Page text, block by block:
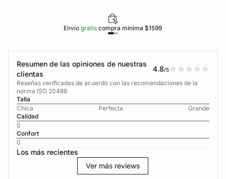
Envíogratiscompra mínima $1599
Resumen de las opiniones de nuestras
clientas
4.8/5
Reseñas verificadas de acuerdo con las recomendaciones de la
norma ISO 20488
Talla
Chica
Perfecta
Grande
Calidad
0
Confort
0
Los más recientes
Ver más reviews